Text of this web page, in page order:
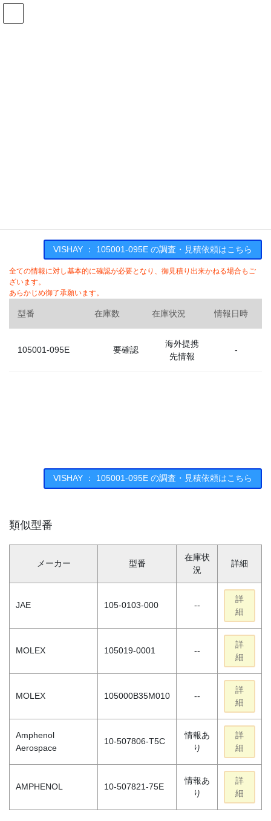
コ
ナ
VISHAY ： 105001-095E の調査・見積依頼はこちら
全ての情報に対し基本的に確認が必要となり、御見積り出来かねる場合もご
ざいます。
あらかじめ御了承願います。
型番 在庫数 在庫状況 情報日時
105001-095E 要確認
海外提携
先情報
-
VISHAY ： 105001-095E の調査・見積依頼はこちら
類似型番
メーカー 型番
在庫状
況
詳細
JAE 105-0103-000 --
詳
細
MOLEX 105019-0001 --
詳
細
MOLEX 105000B35M010 --
詳
細
Amphenol
Aerospace
10-507806-T5C
情報あ
り
詳
細
AMPHENOL 10-507821-75E
情報あ
り
詳
細